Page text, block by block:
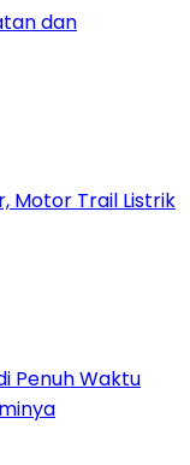
dan
Motor Trail Listrik
Penuh Waktu